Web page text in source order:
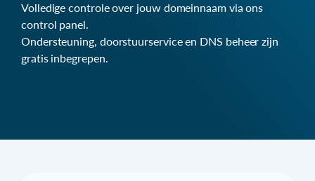
Volledige controle over jouw domeinnaam via ons
control panel.
Ondersteuning, doorstuurservice en DNS beheer zijn
gratis inbegrepen.